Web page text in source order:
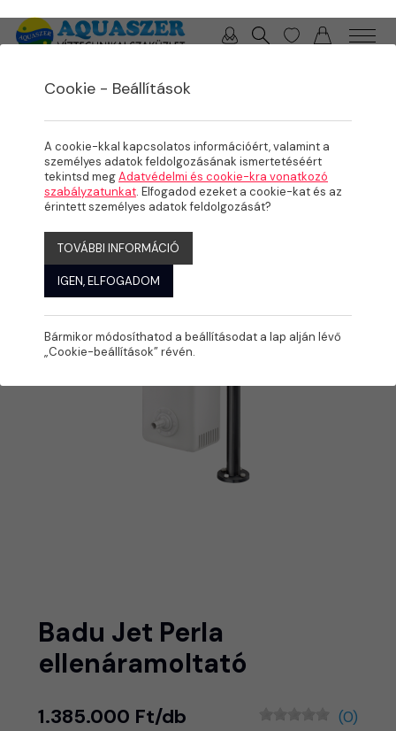
Badu Jet Perla
ellenáramoltató
1.385.000 Ft/db (0)
Cookie - Beállítások
A cookie-kkal kapcsolatos információért, valamint a
személyes adatok feldolgozásának ismertetéséért
tekintsd megAdatvédelmi és cookie-kra vonatkozó
szabályzatunkat. Elfogadod ezeket a cookie-kat és az
érintett személyes adatok feldolgozását?
TOVÁBBI INFORMÁCIÓ
IGEN, ELFOGADOM
Bármikor módosíthatod a beállításodat a lap alján lévő
„Cookie-beállítások” révén.